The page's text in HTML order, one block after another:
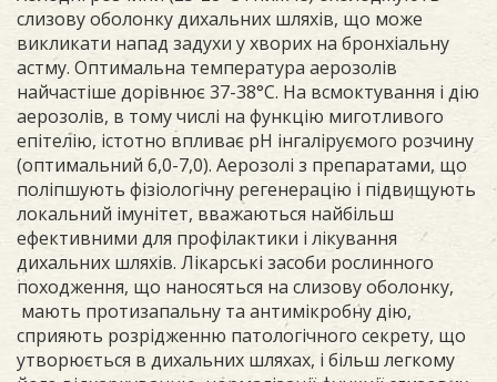
слизову оболонку дихальних шляхів, що може
викликати напад задухи у хворих на бронхіальну
астму. Оптимальна температура аерозолів
найчастіше дорівнює 37-38°С. На всмоктування і дію
аерозолів, в тому числі на функцію миготливого
епітелію, істотно впливає рН інгаліруємого розчину
(оптимальний 6,0-7,0). Аерозолі з препаратами, що
поліпшують фізіологічну регенерацію і підвищують
локальний імунітет, вважаються найбільш
ефективними для профілактики і лікування
дихальних шляхів. Лікарські засоби рослинного
походження, що наносяться на слизову оболонку,
мають протизапальну та антимікробну дію,
сприяють розрідженню патологічного секрету, що
утворюється в дихальних шляхах, і більш легкому